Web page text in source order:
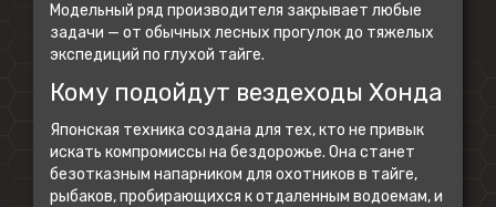
Модельный ряд производителя закрывает любые
задачи — от обычных лесных прогулок до тяжелых
экспедиций по глухой тайге.
Кому подойдут вездеходы Хонда
Японская техника создана для тех, кто не привык
искать компромиссы на бездорожье. Она станет
безотказным напарником для охотников в тайге,
рыбаков, пробирающихся к отдаленным водоемам, и